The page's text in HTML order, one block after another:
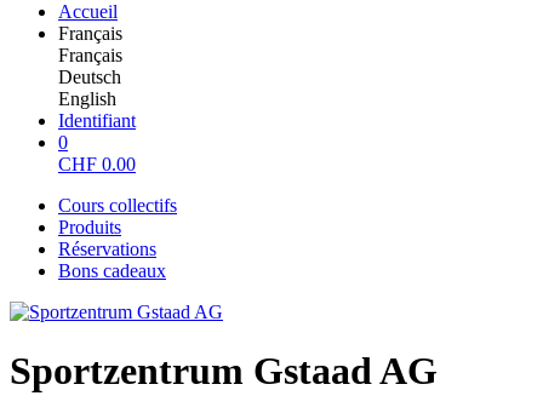
Accueil
Français
Français
Deutsch
English
Identifiant
0
CHF 0.00
Cours collectifs
Produits
Réservations
Bons cadeaux
Sportzentrum Gstaad AG